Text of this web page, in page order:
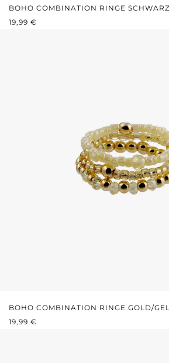
BOHO COMBINATION RINGE
REGULÄRER PREIS:
19,99 €
BOHO COMBINATION RINGE GOLD/
REGULÄRER PREIS:
19,99 €